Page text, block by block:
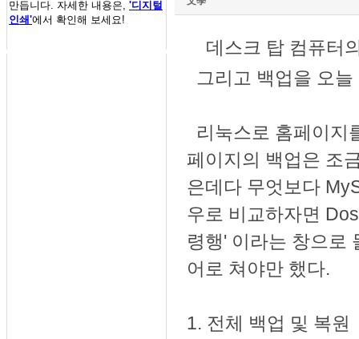
만듭니다. 자세한 내용은, '디지털
인쇄'에서 확인해 보세요!
데스크 탑 컴퓨터
그리고 백업을 오
리눅스로 홈페이지
페이지의 백업은 조
은데다 무엇보다
우로 비교하자면
령행' 이라는 창으로
어로 쳐야만 했다.
1. 전체 백업 및 복원